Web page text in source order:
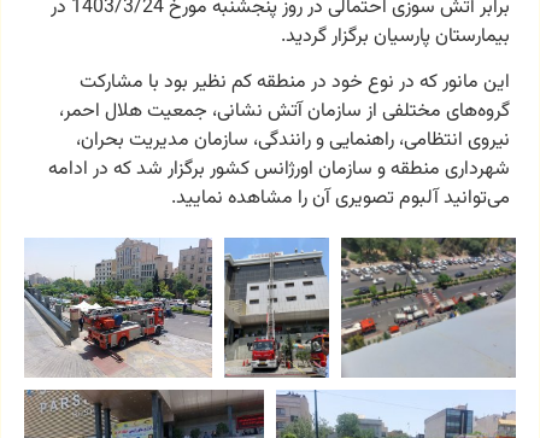
برابر آتش سوزی احتمالی در روز پنجشنبه مورخ 1403/3/24 در
بیمارستان پارسیان برگزار گردید.
این مانور که در نوع خود در منطقه کم نظیر بود با مشارکت
گروه‌های مختلفی از سازمان آتش نشانی، جمعیت هلال احمر،
نیروی انتظامی، راهنمایی و رانندگی، سازمان مدیریت بحران،
شهرداری منطقه و سازمان اورژانس کشور برگزار شد که در ادامه
می‌توانید آلبوم تصویری آن را مشاهده نمایید.